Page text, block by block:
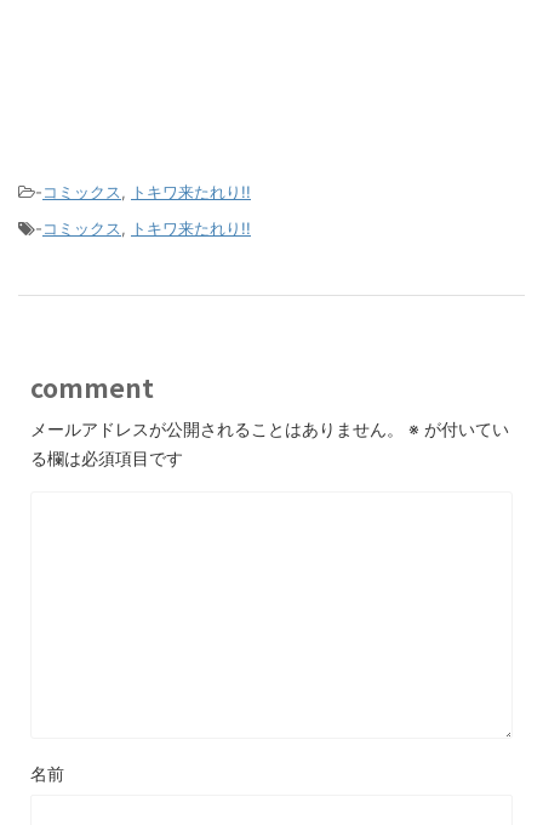
-コミックス, トキワ来たれり!!
-コミックス, トキワ来たれり!!
comment
メールアドレスが公開されることはありません。 ※ が付いてい
る欄は必須項目です
名前